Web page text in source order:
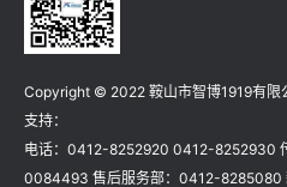
Copyright © 2022 鞍山市智博1919有
支持：
电话：0412-8252920 0412-8252930
0084493 售后服务部：0412-8285080